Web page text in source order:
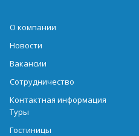
О компании
Новости
Вакансии
Сотрудничество
Контактная информация
Туры
Гостиницы